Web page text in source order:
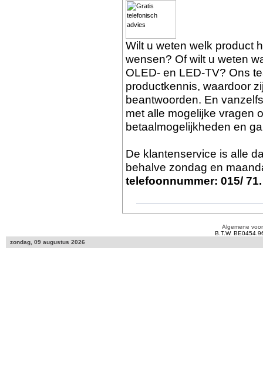
Wilt u weten welk product
wensen? Of wilt u weten
OLED- en LED-TV? Ons
productkennis, waardoor
beantwoorden. En
met alle mogelijke vragen
betaalmogelijkheden en
De klantenservice is alle
behalve zondag en
telefoonnummer: 015/
Algemene
B.T.W.
zondag, 09 augustus 2026